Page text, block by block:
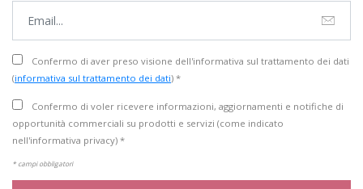
Confermo di aver preso visione dell'informativa sul trattamento dei dati
(informativa sul trattamento dei dati) *
Confermo di voler ricevere informazioni, aggiornamenti e notifiche di
opportunità commerciali su prodotti e servizi (come indicato
nell'informativa privacy) *
* campi obbligatori